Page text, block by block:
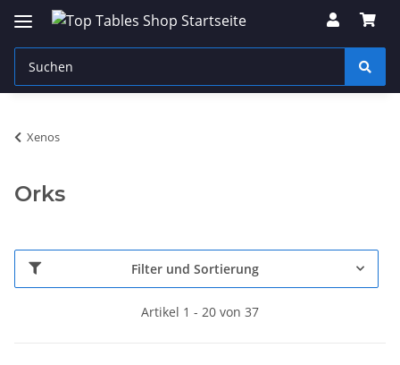
Xenos
Orks
Filter und Sortierung
Artikel 1 - 20 von 37